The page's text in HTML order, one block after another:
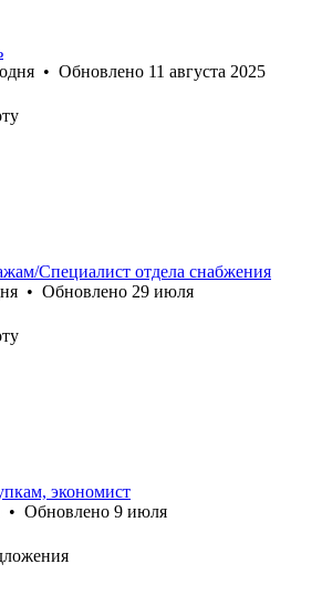
• Обновлено 11 августа 2025
Специалист отдела снабжения
• Обновлено 29 июля
экономист
• Обновлено 9 июля